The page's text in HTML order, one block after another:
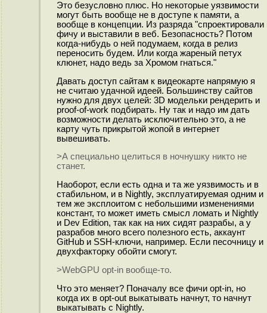
Это безусловно плюс. Но некоторые уязвимости
могут быть вообще не в доступе к памяти, а
вообще в концепции. Из разряда "спроектировали
фичу и выставили в веб. Безопасность? Потом
когда-нибудь о ней подумаем, когда в релиз
переносить будем. Или когда жареный петух
клюнет, надо ведь за Хромом гнаться."
Давать доступ сайтам к видеокарте напрямую я
не считаю удачной идеей. Большинству сайтов
нужно для двух целей: 3D модельки рендерить и
proof-of-work подбирать. Ну так и надо им дать
возможности делать исключительно это, а не
карту чуть прикрытой жопой в интернет
вывешивать.
>А специально целиться в ночнушку никто не
станет.
Наоборот, если есть одна и та же уязвимость и в
стабильном, и в Nightly, эксплуатируемая одним и
тем же эксплоитом с небольшими изменениями
констант, то может иметь смысл ломать и Nightly
и Dev Edition, так как на них сидят разрабы, а у
разрабов много всего полезного есть, аккаунт
GitHub и SSH-ключи, например. Если песочницу и
двухфакторку обойти смогут.
>WebGPU opt-in вообще-то.
Что это меняет? Поначалу все фичи opt-in, но
когда их в opt-out выкатывать начнут, то начнут
выкатывать с Nightly.